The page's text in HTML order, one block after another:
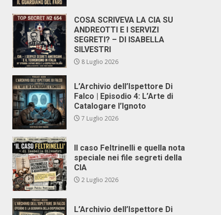
COSA SCRIVEVA LA CIA SU
ANDREOTTI E I SERVIZI
SEGRETI? – DI ISABELLA
SILVESTRI
8 Luglio 2026
L’Archivio dell’Ispettore Di
Falco | Episodio 4: L’Arte di
Catalogare l’Ignoto
7 Luglio 2026
Il caso Feltrinelli e quella nota
speciale nei file segreti della
CIA
2 Luglio 2026
L’Archivio dell’Ispettore Di